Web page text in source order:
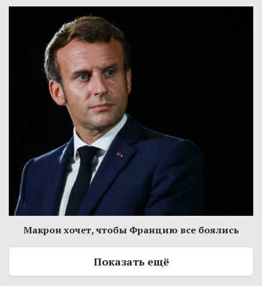
Макрон хочет, чтобы Францию все боялись
Показать ещё